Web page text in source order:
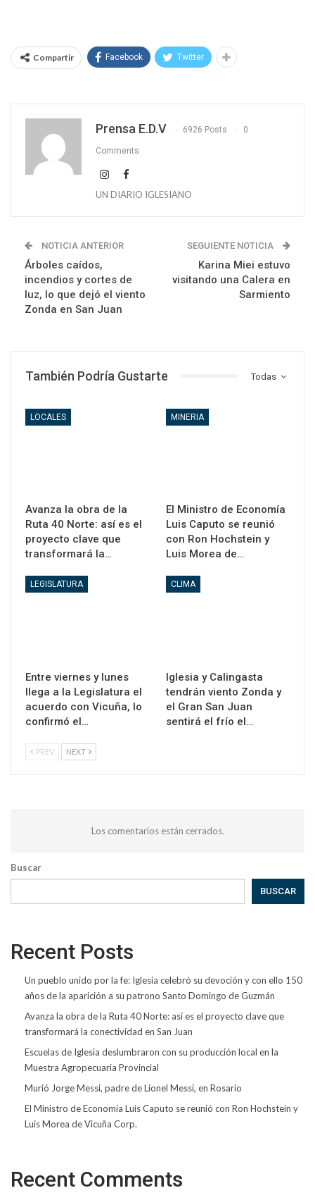
Compartir Facebook Twitter
Prensa E.D.V 6926 Posts 0
Comments
UN DIARIO IGLESIANO
NOTICIA ANTERIOR
Árboles caídos,
incendios y cortes de
luz, lo que dejó el viento
Zonda en San Juan
SEGUIENTE NOTICIA
Karina Miei estuvo
visitando una Calera en
Sarmiento
Todas
También Podría Gustarte
LOCALES
Avanza la obra de la
Ruta 40 Norte: así es el
proyecto clave que
transformará la…
MINERIA
El Ministro de Economía
Luis Caputo se reunió
con Ron Hochstein y
Luis Morea de…
LEGISLATURA
Entre viernes y lunes
llega a la Legislatura el
acuerdo con Vicuña, lo
confirmó el…
CLIMA
Iglesia y Calingasta
tendrán viento Zonda y
el Gran San Juan
sentirá el frío el…
PREV NEXT
Los comentarios están cerrados.
Buscar
BUSCAR
Recent Posts
Un pueblo unido por la fe: Iglesia celebró su devoción y con ello 150
años de la aparición a su patrono Santo Domingo de Guzmán
Avanza la obra de la Ruta 40 Norte: así es el proyecto clave que
transformará la conectividad en San Juan
Escuelas de Iglesia deslumbraron con su producción local en la
Muestra Agropecuaria Provincial
Murió Jorge Messi, padre de Lionel Messi, en Rosario
El Ministro de Economía Luis Caputo se reunió con Ron Hochstein y
Luis Morea de Vicuña Corp.
Recent Comments